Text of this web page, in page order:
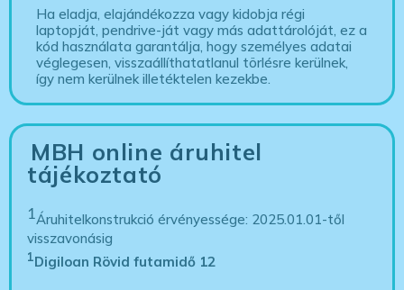
Ha eladja, elajándékozza vagy kidobja régi
laptopját, pendrive-ját vagy más adattárolóját, ez a
kód használata garantálja, hogy személyes adatai
véglegesen, visszaállíthatatlanul törlésre kerülnek,
így nem kerülnek illetéktelen kezekbe.
MBH online áruhitel
tájékoztató
1Áruhitelkonstrukció érvényessége: 2025.01.01-től
visszavonásig
1Digiloan Rövid futamidő 12